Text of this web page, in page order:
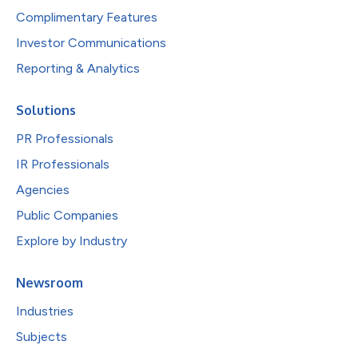
Complimentary Features
Investor Communications
Reporting & Analytics
Solutions
PR Professionals
IR Professionals
Agencies
Public Companies
Explore by Industry
Newsroom
Industries
Subjects